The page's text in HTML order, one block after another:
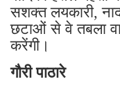
सशक्त लयकारी,
छटाओं से वे तबला
करेंगी।
गौरी पाठारे